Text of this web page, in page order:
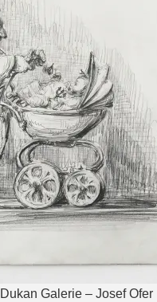
Dukan Galerie – Josef Ofer